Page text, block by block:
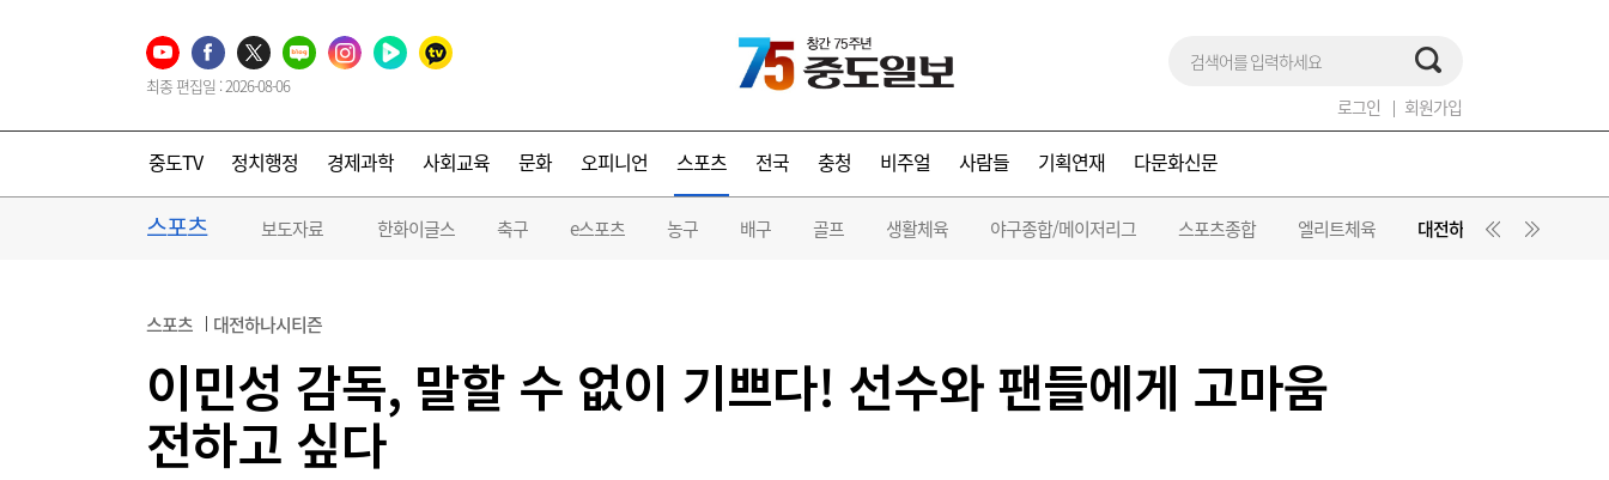
최종 편집일 : 2026-08-06
로그인 회원가입
중도TV 정치행정 경제과학 사회교육 문화 오피니언 스포츠 전국 충청 비주얼 사람들 기획연재 다문화신문
스포츠 보도자료 한화이글스 축구 e스포츠 농구 배구 골프 생활체육 야구종합/메이저리그 스포츠종합 엘리트체육 대전하나시티즌
스포츠 대전하나시티즌
이민성 감독, 말할 수 없이 기쁘다! 선수와 팬들에게 고마움
전하고 싶다